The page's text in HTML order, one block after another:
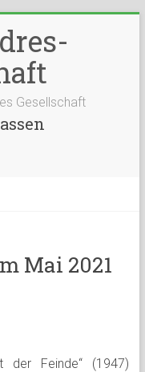
Gesellschaft
Mai 2021
der Feinde“ (1947)